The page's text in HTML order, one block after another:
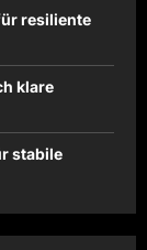
resiliente
klare
stabile